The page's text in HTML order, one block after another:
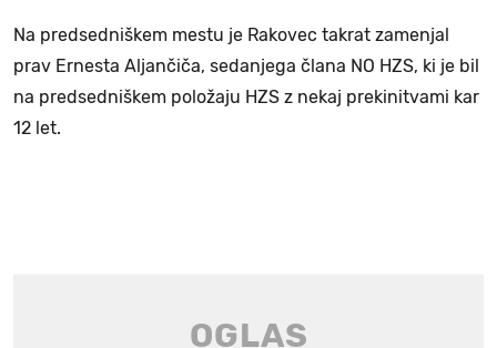
Na predsedniškem mestu je Rakovec takrat zamenjal
prav Ernesta Aljančiča, sedanjega člana NO HZS, ki je bil
na predsedniškem položaju HZS z nekaj prekinitvami kar
12 let.